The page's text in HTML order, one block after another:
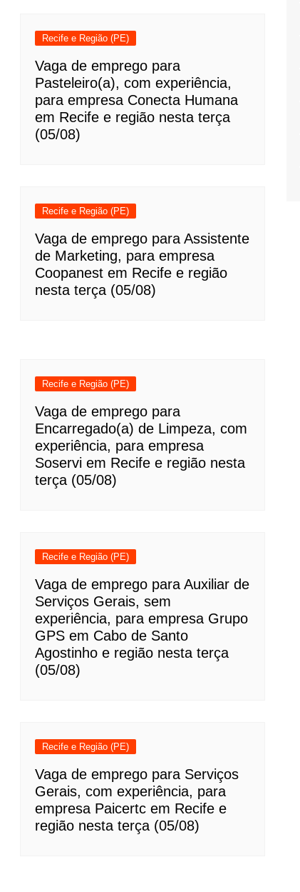
Recife e Região (PE)
Vaga de emprego para
Pasteleiro(a), com experiência,
para empresa Conecta Humana
em Recife e região nesta terça
(05/08)
Recife e Região (PE)
Vaga de emprego para Assistente
de Marketing, para empresa
Coopanest em Recife e região
nesta terça (05/08)
Recife e Região (PE)
Vaga de emprego para
Encarregado(a) de Limpeza, com
experiência, para empresa
Soservi em Recife e região nesta
terça (05/08)
Recife e Região (PE)
Vaga de emprego para Auxiliar de
Serviços Gerais, sem
experiência, para empresa Grupo
GPS em Cabo de Santo
Agostinho e região nesta terça
(05/08)
Recife e Região (PE)
Vaga de emprego para Serviços
Gerais, com experiência, para
empresa Paicertc em Recife e
região nesta terça (05/08)